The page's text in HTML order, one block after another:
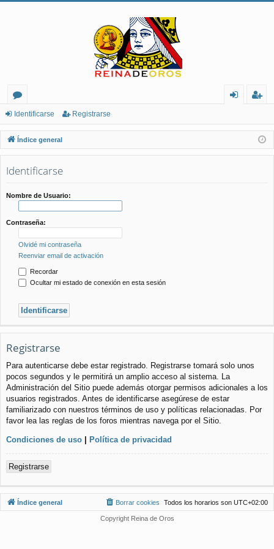
or
os
nt
ifi
ist
ra
Identificarse Registrarse
Índice general
Identificarse
Nombre de Usuario:
Contraseña:
Olvidé mi contraseña
Reenviar email de activación
Recordar
Ocultar mi estado de conexión en esta sesión
Registrarse
Para autenticarse debe estar registrado. Registrarse tomará solo unos
pocos segundos y le permitirá un amplio acceso al sistema. La
Administración del Sitio puede además otorgar permisos adicionales a los
usuarios registrados. Antes de identificarse asegúrese de estar
familiarizado con nuestros términos de uso y políticas relacionadas. Por
favor lea las reglas de los foros mientras navega por el Sitio.
Condiciones de uso | Política de privacidad
Registrarse
Índice general Todos los horarios son UTC+02:00
Borrar cookies
Copyright Reina de Oros